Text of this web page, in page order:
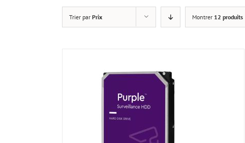
Trier par Prix Montrer 12 produits